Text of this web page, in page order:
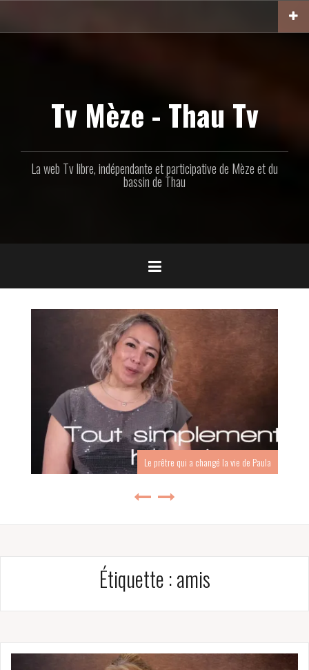
contenu
Tv Mèze - Thau Tv
La web Tv libre, indépendante et participative de Mèze et du
bassin de Thau
Le prêtre qui a changé la vie de Paula
Étiquette :amis